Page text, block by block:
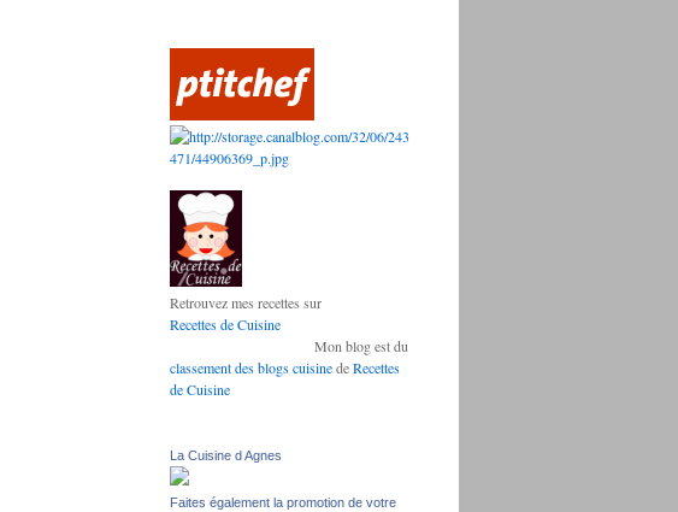
Retrouvez mes recettes sur
Recettes de Cuisine
Mon blog estdu
classement des blogs cuisinedeRecettes
de Cuisine
La Cuisine d Agnes
Faites également la promotion de votre